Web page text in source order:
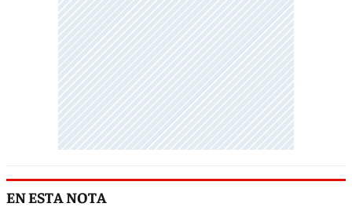
EN ESTA NOTA